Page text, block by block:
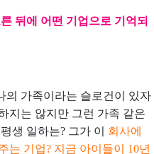
뒤에 어떤 기업으로 기억되
의 가족이라는 슬로건이 있자
지는 않지만 그런 가족 같은
생 일하는? 그가 이 회사에
는 기업? 지금 아이들이 10년